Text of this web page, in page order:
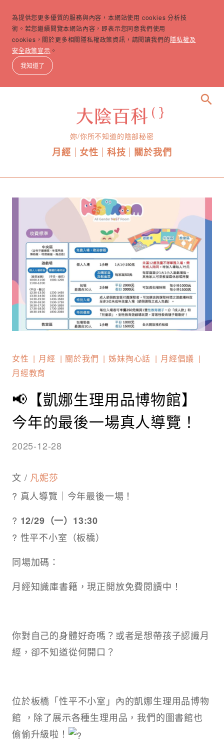
為提供您更多優質的服務與內容，本網站使用 cookies 分析技
術。若您繼續閱覽本網站內容，即表示您同意我們使用
cookies，關於更多相關隱私權政策資訊，請閱讀我們的隱私權及
安全政策宣示 。
我知道了
妳/你所不知道的陰部秘密
月經 女性 科技 關於我們
search
女性 月經 關於我們 姊妹掏心話
月經倡議
月經教育
📢【凱娜生理用品博物館】
今年的最後一場真人導覽！
2025-12-28
文 / 凡妮莎
? 真人導覽｜今年最後一場！
? 12/29（一）13:30
? 性平不小室（板橋）
同場加碼：
月經知識庫書籍，現正開放免費閱讀中！
你對自己的身體好奇嗎？或者是想帶孩子認識月
經，卻不知道從何開口？
位於板橋「性平不小室」內的凱娜生理用品博物
館 ，除了展示各種生理用品，我們的圖書館也
偷偷升級啦！